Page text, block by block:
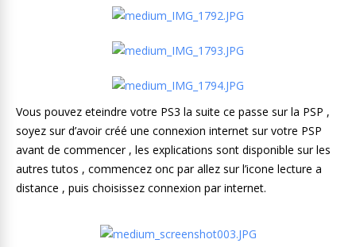
Vous pouvez eteindre votre PS3 la suite ce passe sur la PSP ,
soyez sur d’avoir créé une connexion internet sur votre PSP
avant de commencer , les explications sont disponible sur les
autres tutos , commencez onc par allez sur l’icone lecture a
distance , puis choisissez connexion par internet.